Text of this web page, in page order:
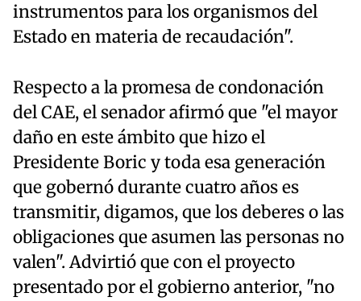
instrumentos para los organismos del
Estado en materia de recaudación".
Respecto a la promesa de condonación
del CAE, el senador afirmó que "el mayor
daño en este ámbito que hizo el
Presidente Boric y toda esa generación
que gobernó durante cuatro años es
transmitir, digamos, que los deberes o las
obligaciones que asumen las personas no
valen". Advirtió que con el proyecto
presentado por el gobierno anterior, "no